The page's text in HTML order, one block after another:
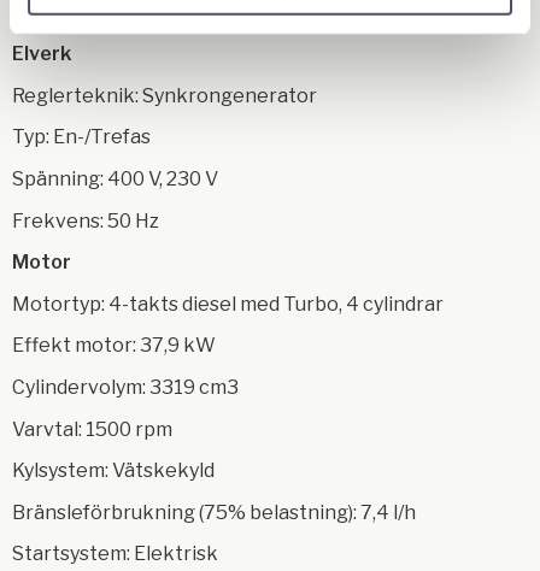
-Uppfyller EG-direktiv för säkerhet och ljudnivå
Elverk
Reglerteknik: Synkrongenerator
Typ: En-/Trefas
Spänning: 400 V, 230 V
Frekvens: 50 Hz
Motor
Motortyp: 4-takts diesel med Turbo, 4 cylindrar
Effekt motor: 37,9 kW
Cylindervolym: 3319 cm3
Varvtal: 1500 rpm
Kylsystem: Vätskekyld
Bränsleförbrukning (75% belastning): 7,4 l/h
Startsystem: Elektrisk